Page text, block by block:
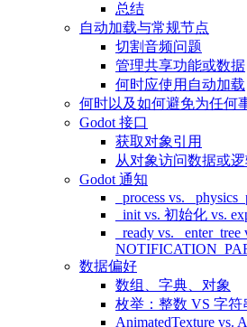
总结
自动加载与常规节点
切割音频问题
管理共享功能或数据
何时应使用自动加载
何时以及如何避免为任何
Godot 接口
获取对象引用
从对象访问数据或
Godot 通知
_process vs.
_init vs. 初始化 vs.
_ready vs. _enter_tree
数据偏好
数组、字典、对象
枚举：整数 VS 字符
AnimatedTexture vs.